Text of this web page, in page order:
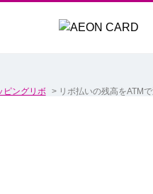
ピングリボ > リボ払いの残高をATM